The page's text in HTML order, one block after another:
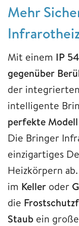
Mehr
Mit einem IP
gegenüber
der integrierten
intelligente
perfekte
Die Bringer
einzigartiges
Heizkörpern
im Keller oder
die
Staub ein